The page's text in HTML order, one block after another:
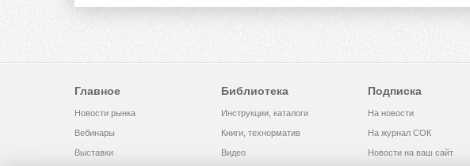
Главное
Новости рынка
Вебинары
Выставки
Библиотека
Инструкции, каталоги
Книги, технорматив
Видео
Подписка
На новости
На журнал СОК
Новости на ваш сайт